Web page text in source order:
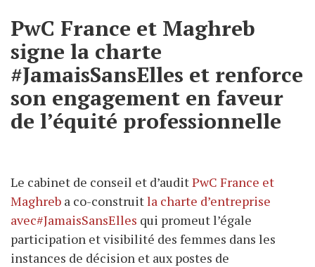
PwC France et Maghreb
signe la charte
#JamaisSansElles et renforce
son engagement en faveur
de l’équité professionnelle
Le cabinet de conseil et d’auditPwC France et
Maghreb a co-construitla charte d’entreprise
avec#JamaisSansElles qui promeut l’égale
participation et visibilité des femmes dans les
instances de décision et aux postes de